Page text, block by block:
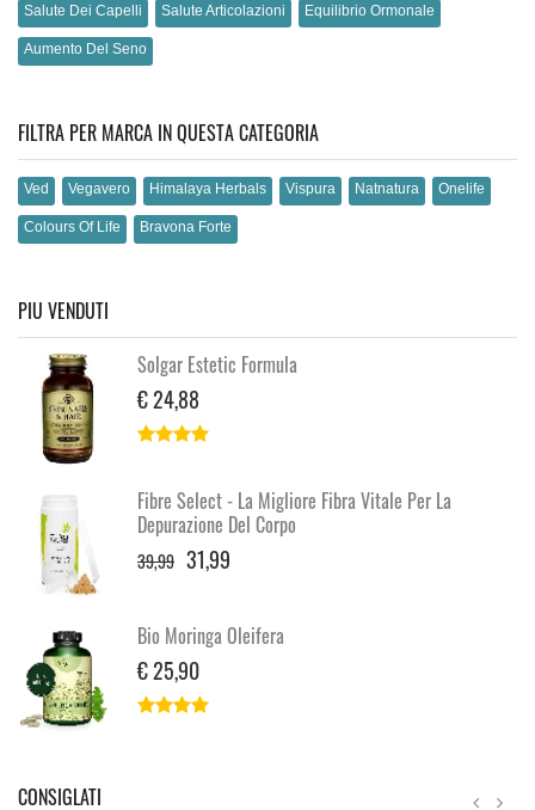
Salute Dei Capelli Salute Articolazioni Equilibrio Ormonale
Aumento Del Seno
FILTRA PER MARCA IN QUESTA CATEGORIA
Ved Vegavero Himalaya Herbals Vispura Natnatura Onelife
Colours Of Life Bravona Forte
PIU VENDUTI
Solgar Estetic Formula
€ 24,88
Fibre Select - La Migliore Fibra Vitale Per La
Depurazione Del Corpo
39,99 31,99
Bio Moringa Oleifera
€ 25,90
CONSIGLATI